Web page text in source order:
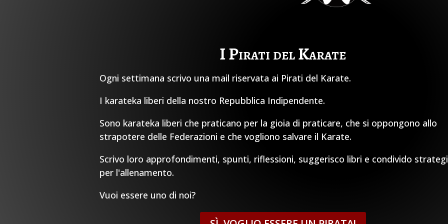
I Pirati del Karate
Ogni settimana scrivo una mail riservata ai Pirati del Karate.
I karateka liberi della nostro Repubblica Indipendente.
Sono karateka liberi che praticano per la gioia di praticare, che si oppongono allo
strapotere delle Federazioni e che vogliono salvare il Karate.
Scrivo loro approfondimenti, spunti, riflessioni, suggerisco libri e condivido
per l'allenamento.
Vuoi essere uno di noi?